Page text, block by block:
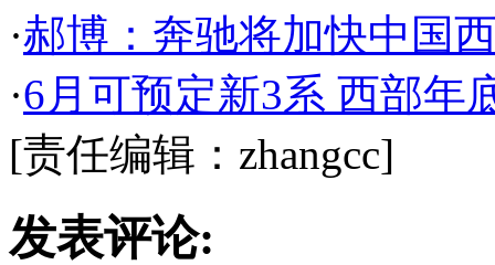
·郝博：奔驰将加快中国
·6月可预定新3系 西部年
[责任编辑：zhangcc]
发表评论: